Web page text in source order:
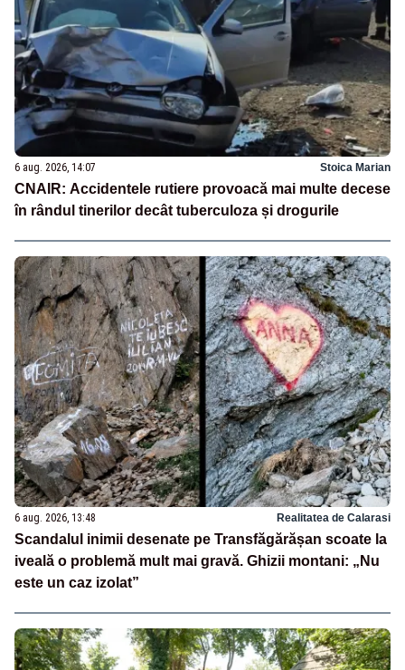
6 aug. 2026, 14:07 Stoica Marian
CNAIR: Accidentele rutiere provoacă mai multe decese
în rândul tinerilor decât tuberculoza și drogurile
6 aug. 2026, 13:48 Realitatea de Calarasi
Scandalul inimii desenate pe Transfăgărășan scoate la
iveală o problemă mult mai gravă. Ghizii montani: „Nu
este un caz izolat”